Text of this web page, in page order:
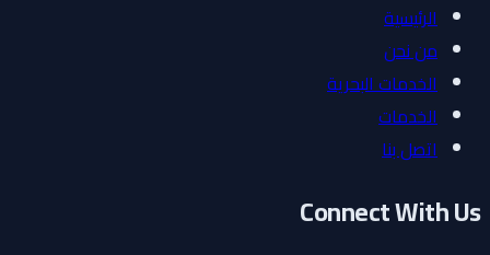
الرئيسية
من نحن
الخدمات البحرية
الخدمات
اتصل بنا
Connect With Us